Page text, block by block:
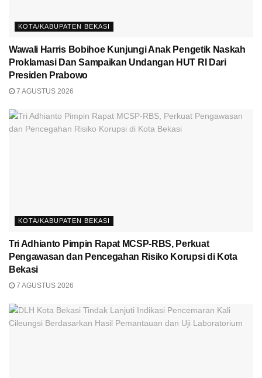
KOTA/KABUPATEN BEKASI
Wawali Harris Bobihoe Kunjungi Anak Pengetik Naskah
Proklamasi Dan Sampaikan Undangan HUT RI Dari
Presiden Prabowo
7 AGUSTUS 2026
KOTA/KABUPATEN BEKASI
Tri Adhianto Pimpin Rapat MCSP-RBS, Perkuat
Pengawasan dan Pencegahan Risiko Korupsi di Kota
Bekasi
7 AGUSTUS 2026